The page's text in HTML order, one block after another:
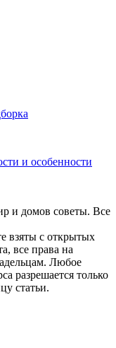
и особенности
и домов советы. Все
взяты с открытых
все права на
Любое
разрешается только
статьи.